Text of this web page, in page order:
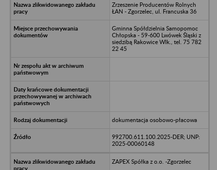
Zrzeszenie Producentów Rolnych
ŁAN - Zgorzelec, ul. Francuska 36
Gminna Spółdzielnia Samopomoc
Chłopska - 59-600 Lwówek Śląski z
siedzibą Rakowice Wlk., tel. 75 782
22 45
dokumentacja osobowo-płacowa
992700.611.100.2025-DER; UNP:
2025-00060148
ZAPEX Spółka z o.o. -Zgorzelec